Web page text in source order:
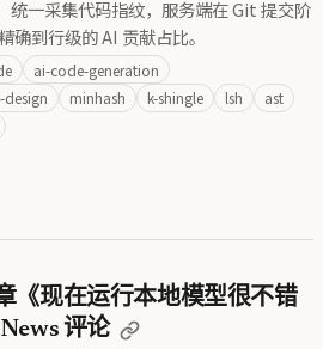
一采集代码指纹，服务端在 Git 提交阶
到行级的 AI 贡献占比。
ai-code-generation
design minhash k-shingle lsh
ast
《现在运行本地模型很不错
评论